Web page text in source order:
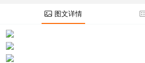
图文详情